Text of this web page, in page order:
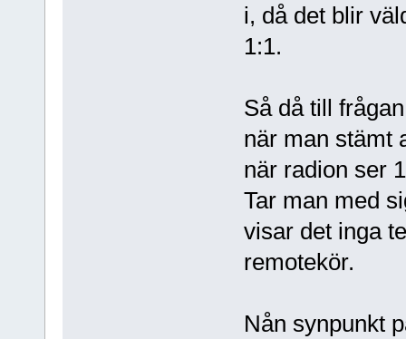
i, då det blir
1:1.
Så då till
när man stämt
när radion ser
Tar man med
visar det inga
remotekör.
Nån synpunkt